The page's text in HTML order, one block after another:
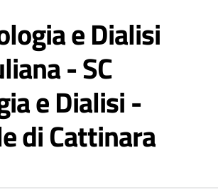
e Dialisi
- SC
e Dialisi -
di Cattinara